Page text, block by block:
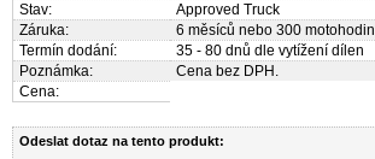
Stav:
Approved Truck
Záruka:
6 měsíců nebo 300 motohodin
Termín dodání:
35 - 80 dnů dle vytížení dílen
Poznámka:
Cena bez DPH.
Cena:
Odeslat dotaz na tento produkt: